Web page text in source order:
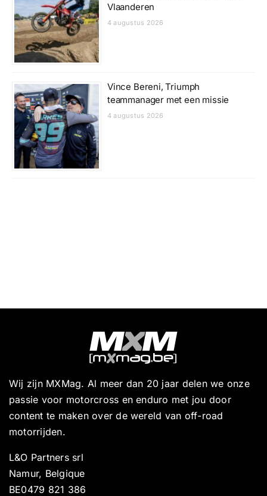
Vlaanderen
4 augustus 2026
Vince Bereni, Triumph
teammanager met een missie
4 augustus 2026
Wij zijn MXMag. Al meer dan 20 jaar delen we onze
passie voor motorcross en enduro met jou door
content te maken over de wereld van off-road
motorrijden.
L&O Partners srl
Namur, Belgique
BE0479 821 386